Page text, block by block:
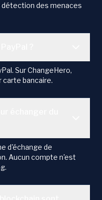
des menaces
Sur ChangeHero,
carte bancaire.
d'échange de
Aucun compte n'est